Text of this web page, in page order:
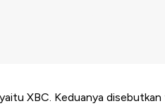
XBC. Keduanya